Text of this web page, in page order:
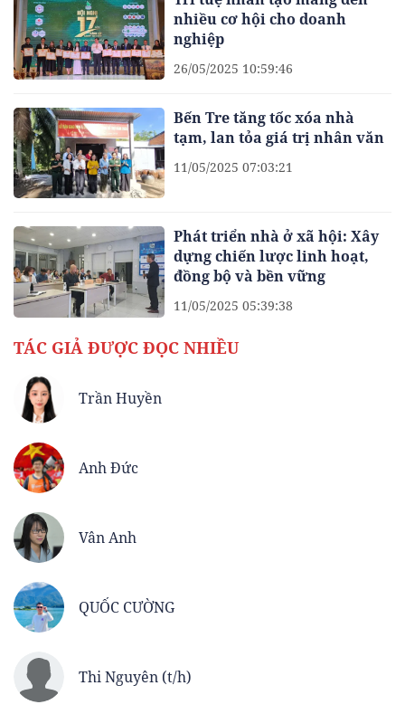
nhiều cơ hội cho doanh
nghiệp
26/05/2025 10:59:46
Bến Tre tăng tốc xóa nhà
tạm, lan tỏa giá trị nhân văn
11/05/2025 07:03:21
Phát triển nhà ở xã hội: Xây
dựng chiến lược linh hoạt,
đồng bộ và bền vững
11/05/2025 05:39:38
TÁC GIẢ ĐƯỢC ĐỌC NHIỀU
Trần Huyền
Anh Đức
Vân Anh
QUỐC CƯỜNG
Thi Nguyên (t/h)